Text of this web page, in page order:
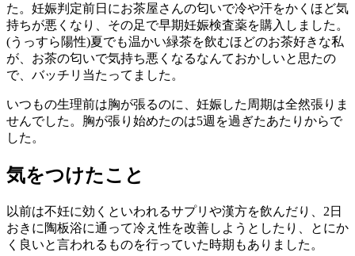
た。妊娠判定前日にお茶屋さんの匂いで冷や汗をかくほど気
持ちが悪くなり、その足で早期妊娠検査薬を購入しました。
(うっすら陽性)夏でも温かい緑茶を飲むほどのお茶好きな私
が、お茶の匂いで気持ち悪くなるなんておかしいと思たの
で、バッチリ当たってました。
いつもの生理前は胸が張るのに、妊娠した周期は全然張りま
せんでした。胸が張り始めたのは5週を過ぎたあたりからで
した。
気をつけたこと
以前は不妊に効くといわれるサプリや漢方を飲んだり、2日
おきに陶板浴に通って冷え性を改善しようとしたり、とにか
く良いと言われるものを行っていた時期もありました。